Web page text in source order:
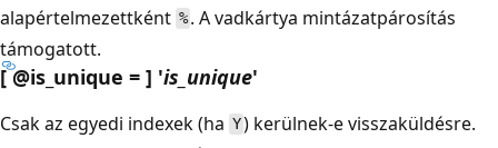
alapértelmezettként % . A vadkártya mintázatpárosítás
támogatott.
[ @is_unique = ] 'is_unique'
Csak az egyedi indexek (ha Y) kerülnek-e visszaküldésre.